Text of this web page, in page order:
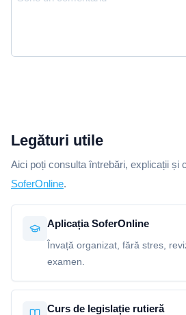
Legături utile
Aici poți consulta întrebări, explicații și
SoferOnline.
Aplicația SoferOnline
Învață organizat, fără stres,
examen.
Curs de legislație rutieră